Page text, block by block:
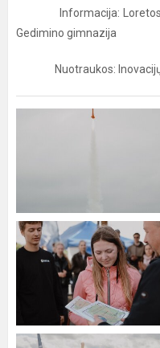
Informacija: Loretos
Gedimino gimnazija
Nuotraukos: Inovacijų